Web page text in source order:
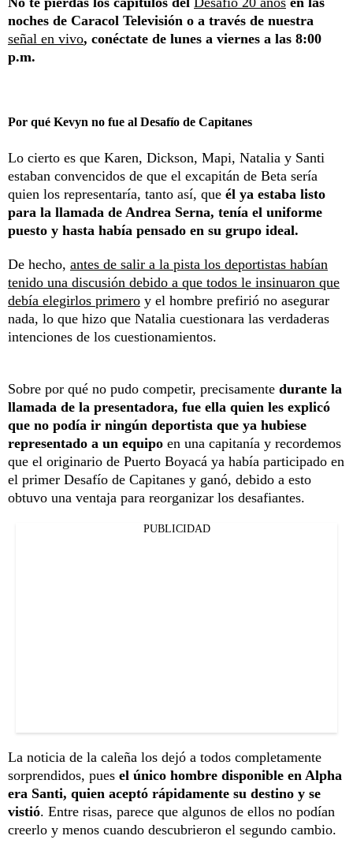
noches de Caracol Televisión o a través de nuestra
señal en vivo, conéctate de lunes a viernes a las 8:00
p.m.
Por qué Kevyn no fue al Desafío de Capitanes
Lo cierto es que Karen, Dickson, Mapi, Natalia y Santi
estaban convencidos de que el excapitán de Beta sería
quien los representaría, tanto así, que él ya estaba listo
para la llamada de Andrea Serna, tenía el uniforme
puesto y hasta había pensado en su grupo ideal.
De hecho, antes de salir a la pista los deportistas habían
tenido una discusión debido a que todos le insinuaron que
debía elegirlos primero y el hombre prefirió no asegurar
nada, lo que hizo que Natalia cuestionara las verdaderas
intenciones de los cuestionamientos.
Sobre por qué no pudo competir, precisamente durante la
llamada de la presentadora, fue ella quien les explicó
que no podía ir ningún deportista que ya hubiese
representado a un equipo en una capitanía y recordemos
que el originario de Puerto Boyacá ya había participado en
el primer Desafío de Capitanes y ganó, debido a esto
obtuvo una ventaja para reorganizar los desafiantes.
PUBLICIDAD
La noticia de la caleña los dejó a todos completamente
sorprendidos, pues el único hombre disponible en Alpha
era Santi, quien aceptó rápidamente su destino y se
vistió. Entre risas, parece que algunos de ellos no podían
creerlo y menos cuando descubrieron el segundo cambio.